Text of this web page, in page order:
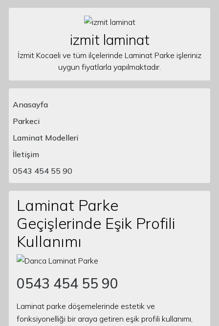
izmit laminat
İzmit Kocaeli ve tüm ilçelerinde Laminat Parke işleriniz
uygun fiyatlarla yapılmaktadır.
Main Navigation
Anasayfa
Parkeci
Laminat Modelleri
İletişim
0543 454 55 90
Laminat Parke
Geçişlerinde Eşik Profili
Kullanımı
0543 454 55 90
Laminat parke döşemelerinde estetik ve
fonksiyonelliği bir araya getiren eşik profili kullanımı,